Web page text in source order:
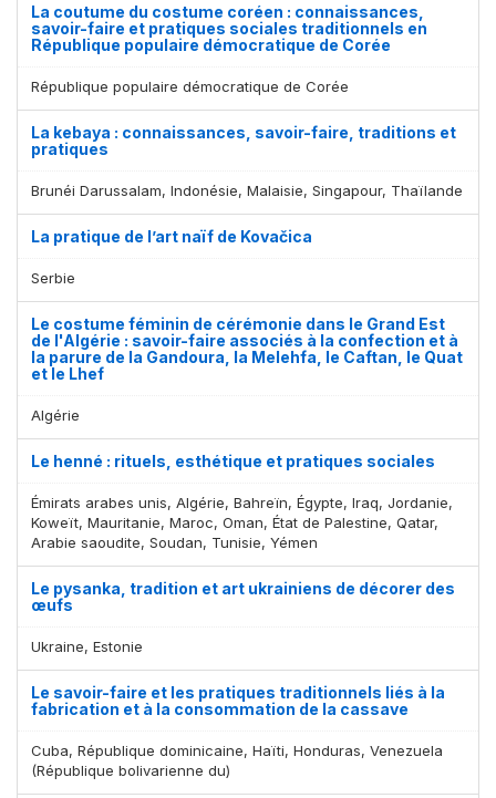
La coutume du costume coréen : connaissances,
savoir-faire et pratiques sociales traditionnels en
République populaire démocratique de Corée
République populaire démocratique de Corée
La kebaya : connaissances, savoir-faire, traditions et
pratiques
Brunéi Darussalam, Indonésie, Malaisie, Singapour, Thaïlande
La pratique de l’art naïf de Kovačica
Serbie
Le costume féminin de cérémonie dans le Grand Est
de l'Algérie : savoir-faire associés à la confection et à
la parure de la Gandoura, la Melehfa, le Caftan, le Quat
et le Lhef
Algérie
Le henné : rituels, esthétique et pratiques sociales
Émirats arabes unis, Algérie, Bahreïn, Égypte, Iraq, Jordanie,
Koweït, Mauritanie, Maroc, Oman, État de Palestine, Qatar,
Arabie saoudite, Soudan, Tunisie, Yémen
Le pysanka, tradition et art ukrainiens de décorer des
œufs
Ukraine, Estonie
Le savoir-faire et les pratiques traditionnels liés à la
fabrication et à la consommation de la cassave
Cuba, République dominicaine, Haïti, Honduras, Venezuela
(République bolivarienne du)